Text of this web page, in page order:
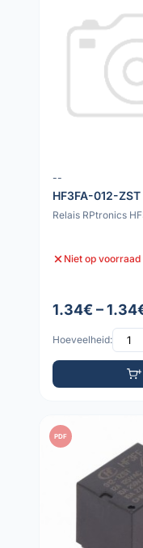
--
HF3FA-012-ZST
Relais RPtronics
Niet op voorraad
1.34€ –
Hoeveelheid:
PDF